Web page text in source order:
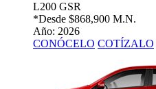
L200 GSR
*Desde $868,900 M.N.
Año: 2026
CONÓCELO COTÍZALO